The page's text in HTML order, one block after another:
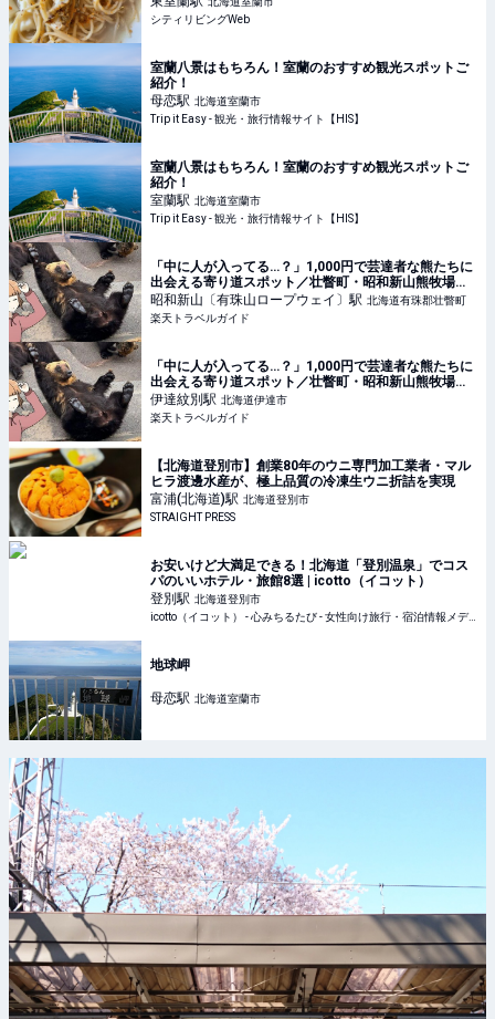
シティリビングWeb
室蘭八景はもちろん！室蘭のおすすめ観光スポットご
紹介！
母恋駅 北海道室蘭市
Trip it Easy - 観光・旅行情報サイト【HIS】
室蘭八景はもちろん！室蘭のおすすめ観光スポットご
紹介！
室蘭駅 北海道室蘭市
Trip it Easy - 観光・旅行情報サイト【HIS】
「中に人が入ってる…？」1,000円で芸達者な熊たちに
出会える寄り道スポット／壮瞥町・昭和新山熊牧場
【楽天トラベル】
昭和新山〔有珠山ロープウェイ〕駅 北海道有珠郡壮瞥町
楽天トラベルガイド
「中に人が入ってる…？」1,000円で芸達者な熊たちに
出会える寄り道スポット／壮瞥町・昭和新山熊牧場
【楽天トラベル】
伊達紋別駅 北海道伊達市
楽天トラベルガイド
【北海道登別市】創業80年のウニ専門加工業者・マル
ヒラ渡邊水産が、極上品質の冷凍生ウニ折詰を実現
富浦(北海道)駅 北海道登別市
STRAIGHT PRESS
お安いけど大満足できる！北海道「登別温泉」でコス
パのいいホテル・旅館8選 | icotto（イコット）
登別駅 北海道登別市
icotto（イコット） - 心みちるたび - 女性向け旅行・宿泊情報メディア
地球岬
母恋駅 北海道室蘭市